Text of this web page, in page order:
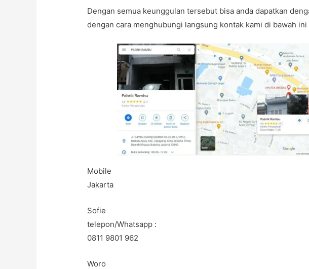
Dengan semua keunggulan tersebut bisa anda dapatkan
dengan cara menghubungi langsung kontak kami di bawah ini
Mobile
Jakarta
Sofie
telepon/Whatsapp :
0811 9801 962
Woro